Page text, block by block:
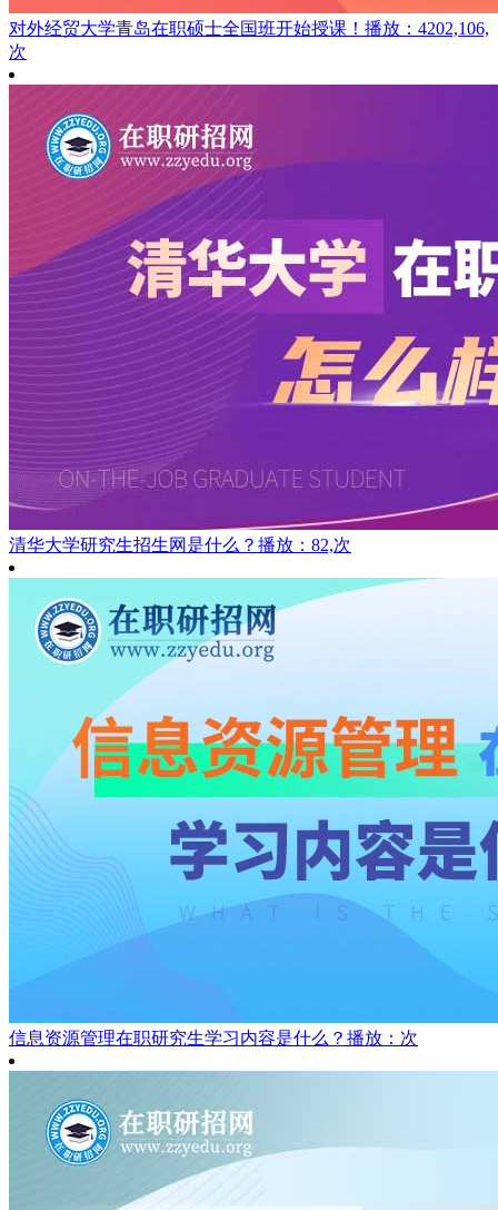
对外经贸大学青岛在职硕士全国班开始授课！ 播放：4202,106,
次
清华大学研究生招生网是什么？ 播放：82,次
信息资源管理在职研究生学习内容是什么？ 播放：次